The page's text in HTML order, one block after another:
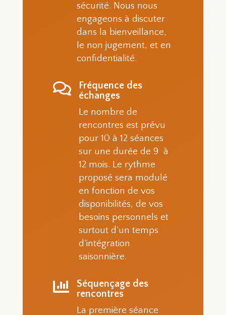
sécurité. Nous nous
engageons à discuter
dans la bienveillance,
le non jugement, et en
confidentialité.

Fréquence des
échanges
Le nombre de
rencontres est prévu
pour 10 à 12 séances
sur une durée de 9 à
12 mois. Le rythme
proposé sera modulé
en fonction de vos
disponibilités, de vos
besoins personnels et
surtout d’un temps
d’intégration
saisonnière.

Séquençage des
rencontres
La première séance